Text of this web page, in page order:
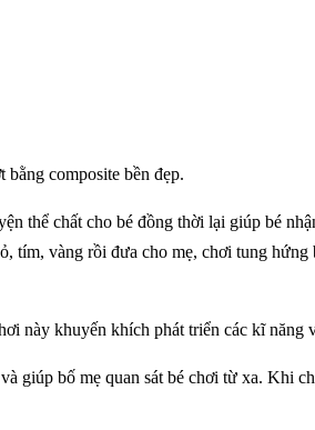
composite bền đẹp.
thể chất cho bé đồng thời lại giúp bé
tím, vàng rồi đưa cho mẹ, chơi tung
này khuyến khích phát triển các kĩ năng
giúp bố mẹ quan sát bé chơi từ xa. Khi